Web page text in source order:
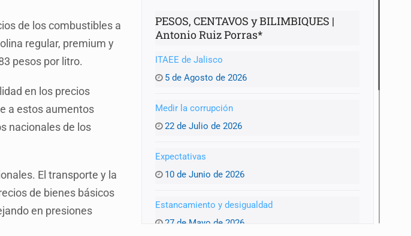
rojo” de gran magnitud: Economista
de los combustibles a
regular, premium y
pesos por litro.
en los precios
a estos aumentos
nacionales de los
El transporte y la
de bienes básicos
en presiones
PESOS, CENTAVOS y BILIMBIQUES |
Antonio Ruiz Porras*
ITAEE de Jalisco
5 de Agosto de 2026
Medir la corrupción
22 de Julio de 2026
Expectativas
10 de Junio de 2026
Estancamiento y desigualdad
27 de Mayo de 2026